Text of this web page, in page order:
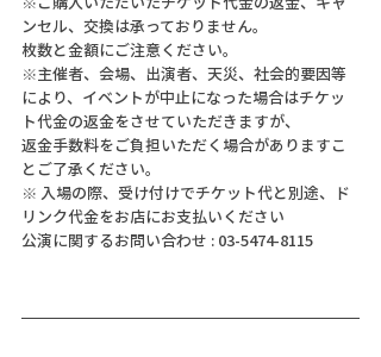
ンセル、交換は承っておりません。
枚数と金額にご注意ください。
※主催者、会場、出演者、天災、社会的要因等
により、イベントが中止になった場合はチケッ
ト代金の返金をさせていただきますが、
返金手数料をご負担いただく場合がありますこ
とご了承ください。
※ 入場の際、受け付けでチケット代と別途、ド
リンク代金をお店にお支払いください
公演に関するお問い合わせ : 03-5474-8115